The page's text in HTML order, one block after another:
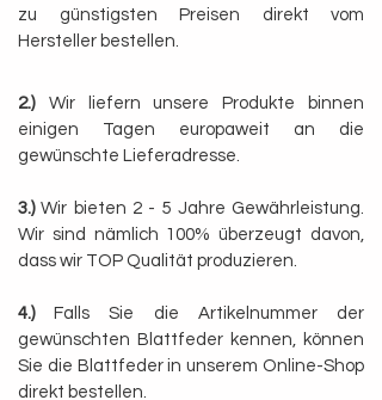
zu günstigsten Preisen direkt vom
Hersteller bestellen.
2.)
Wir liefern unsere Produkte binnen
einigen Tagen europaweit an die
gewünschte Lieferadresse.
3.)Wir bieten 2 - 5 Jahre Gewährleistung.
Wir sind nämlich 100% überzeugt davon,
dass wir TOP Qualität produzieren.
4.)Falls Sie die Artikelnummer der
gewünschten Blattfeder kennen, können
Sie die Blattfeder in unserem Online-Shop
direkt bestellen.